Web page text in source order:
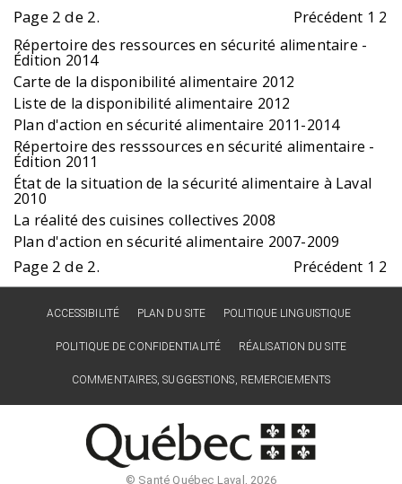
Page 2 de 2. Précédent 1 2
Répertoire des ressources en sécurité alimentaire -
Édition 2014
Carte de la disponibilité alimentaire 2012
Liste de la disponibilité alimentaire 2012
Plan d'action en sécurité alimentaire 2011-2014
Répertoire des resssources en sécurité alimentaire -
Édition 2011
État de la situation de la sécurité alimentaire à Laval
2010
La réalité des cuisines collectives 2008
Plan d'action en sécurité alimentaire 2007-2009
Page 2 de 2. Précédent 1 2
ACCESSIBILITÉ PLAN DU SITE POLITIQUE LINGUISTIQUE
POLITIQUE DE CONFIDENTIALITÉ RÉALISATION DU SITE
COMMENTAIRES, SUGGESTIONS, REMERCIEMENTS
© Santé Québec Laval, 2026